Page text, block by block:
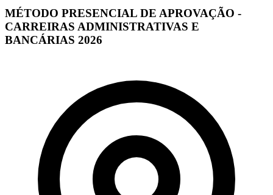
MÉTODO PRESENCIAL DE APROVAÇÃO -
CARREIRAS ADMINISTRATIVAS E
BANCÁRIAS 2026